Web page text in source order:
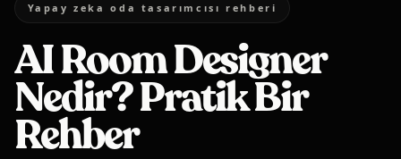
DilTürkçe
Yapay zeka oda tasarımcısı rehberi
AI Room Designer
Nedir? Pratik Bir
Rehber